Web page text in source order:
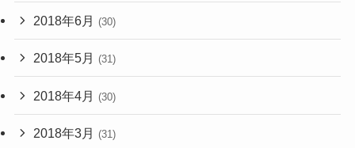
2018年6月 (30)
2018年5月 (31)
2018年4月 (30)
2018年3月 (31)